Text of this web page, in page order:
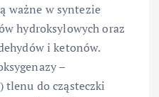
ważne w syntezie
hydroksylowych oraz
i ketonów.
–
tlenu do cząsteczki